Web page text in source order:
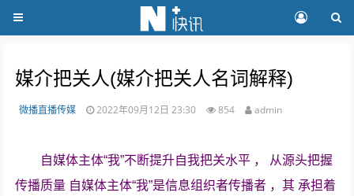
媒介把关人(媒介把关人名词解释)
微播直播传媒 2022年09月12日 23:30 854 admin
自媒体主体“我”不断提升自我把关水平 ， 从源头把握
传播质量 自媒体主体“我”是信息组织者传播者 ，其 承担着